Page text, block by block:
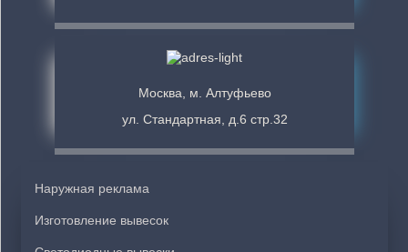
Москва, м. Алтуфьево
ул. Стандартная, д.6 стр.32
Наружная реклама
Изготовление вывесок